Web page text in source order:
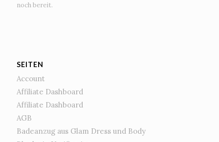
noch bereit.
SEITEN
Account
Affiliate Dashboard
Affiliate Dashboard
AGB
Badeanzug aus Glam Dress und Body